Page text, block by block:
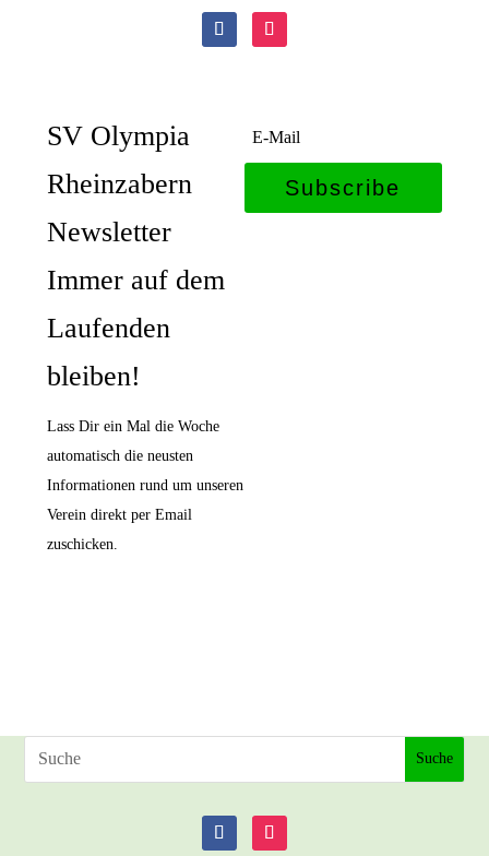
SV Olympia
Rheinzabern
Newsletter
Immer auf dem
Laufenden
bleiben!
Lass Dir ein Mal die Woche
automatisch die neusten
Informationen rund um unseren
Verein direkt per Email
zuschicken.
Subscribe